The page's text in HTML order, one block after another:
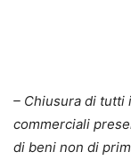
– Chiusura di tutti
commerciali
di beni non di